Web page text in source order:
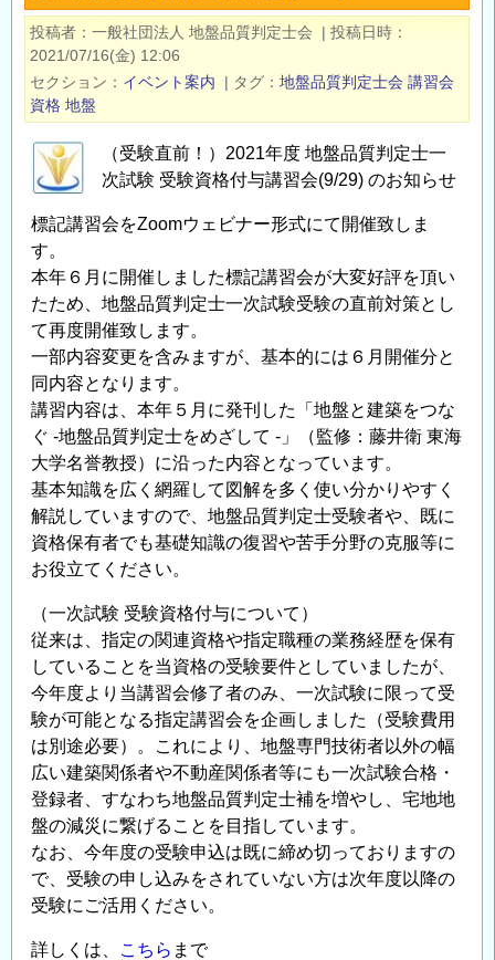
活
用
プ
ラ
ン
ナ
ー
認
定
試
験
申
込
受
付
中！
の
投稿者 一般社団法人 地盤品質判定士会 | 投稿日時
2021/07/16(金) 12:06
セクション
イベント案内 | タグ 地盤品質判定士会 講習会
資格 地盤
（受験直前！）2021年度 地盤品質判定士一
次試験 受験資格付与講習会(9/29) のお知らせ
標記講習会をZoomウェビナー形式にて開催致しま
す。
本年６月に開催しました標記講習会が大変好評を頂い
たため、地盤品質判定士一次試験受験の直前対策とし
て再度開催致します。
一部内容変更を含みますが、基本的には６月開催分と
同内容となります。
講習内容は、本年５月に発刊した「地盤と建築をつな
ぐ -地盤品質判定士をめざして -」（監修：藤井衛 東海
大学名誉教授）に沿った内容となっています。
基本知識を広く網羅して図解を多く使い分かりやすく
解説していますので、地盤品質判定士受験者や、既に
資格保有者でも基礎知識の復習や苦手分野の克服等に
お役立てください。
（一次試験 受験資格付与について）
従来は、指定の関連資格や指定職種の業務経歴を保有
していることを当資格の受験要件としていましたが、
今年度より当講習会修了者のみ、一次試験に限って受
験が可能となる指定講習会を企画しました（受験費用
は別途必要）。これにより、地盤専門技術者以外の幅
広い建築関係者や不動産関係者等にも一次試験合格・
登録者、すなわち地盤品質判定士補を増やし、宅地地
盤の減災に繋げることを目指しています。
なお、今年度の受験申込は既に締め切っておりますの
で、受験の申し込みをされていない方は次年度以降の
受験にご活用ください。
詳しくは、 こちら まで